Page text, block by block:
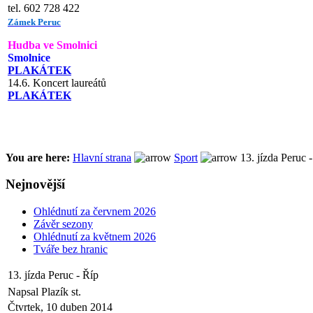
tel. 602 728 422
Zámek Peruc
Hudba ve Smolnici
Smolnice
PLAKÁTEK
14.6. Koncert laureátů
PLAKÁTEK
You are here: Hlavní strana Sport 13. jízda Peruc
Nejnovější
Ohlédnutí za červnem 2026
Závěr sezony
Ohlédnutí za květnem 2026
Tváře bez hranic
13. jízda Peruc - Říp
Napsal Plazík st.
Čtvrtek, 10 duben 2014